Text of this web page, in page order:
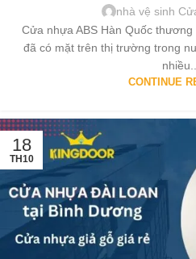
nhà vệ sinh
Cửa nhựa ABS Hàn Quốc
đã có mặt trên thị trường trong
nhiều...
CONTINUE
18
TH10